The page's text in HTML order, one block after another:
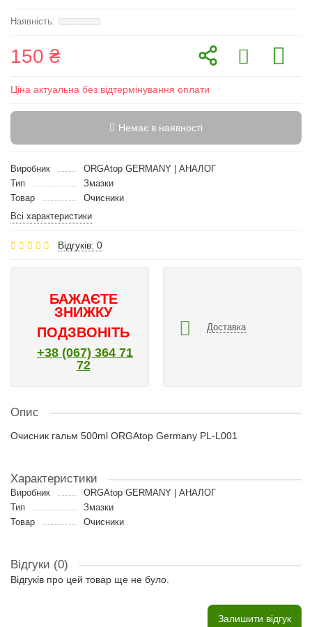
150 ₴
Ціна актуальна без відтермінування оплати
Немає в наявності
Виробник
ORGAtop GERMANY | АНАЛОГ
Тип
Змазки
Товар
Очисники
Всі характеристики
Відгуків: 0
БАЖАЄТЕ
ЗНИЖКУ
ПОДЗВОНІТЬ
+38 (067) 364 71
72
Доставка
Опис
Очисник гальм 500ml ORGAtop Germany PL-L001
Характеристики
Виробник
ORGAtop GERMANY | АНАЛОГ
Тип
Змазки
Товар
Очисники
Відгуки (0)
Відгуків про цей товар ще не було.
Залишити відгук